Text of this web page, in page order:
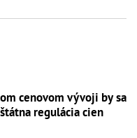
cenovom vývoji by sa
regulácia cien